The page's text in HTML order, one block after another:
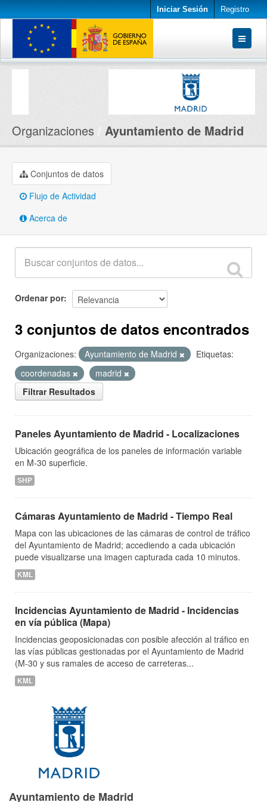
Iniciar Sesión Registro
Conjuntos de datos
Organizaciones Ayuntamiento de Madrid
Conjuntos de datos
Flujo de Actividad
Acerca de
Ordenar por
3 conjuntos de datos encontrados
Organizaciones: Ayuntamiento de Madrid
Etiquetas:
coordenadas
madrid
Filtrar Resultados
Paneles Ayuntamiento de Madrid - Localizaciones
Ubicación geográfica de los paneles de información variable
en M-30 superficie.
SHP
Cámaras Ayuntamiento de Madrid - Tiempo Real
Mapa con las ubicaciones de las cámaras de control de tráfico
del Ayuntamiento de Madrid; accediendo a cada ubicación
puede visualizarse una imagen capturada cada 10 minutos.
KML
Incidencias Ayuntamiento de Madrid - Incidencias
en vía pública (Mapa)
Incidencias geoposicionadas con posible afección al tráfico en
las vías públicas gestionadas por el Ayuntamiento de Madrid
(M-30 y sus ramales de acceso de carreteras...
KML
Ayuntamiento de Madrid